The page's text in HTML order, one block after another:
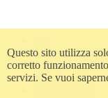
Accessibilità
Atti di notifica
Questo sito utilizza
corretto
servizi. Se vuoi